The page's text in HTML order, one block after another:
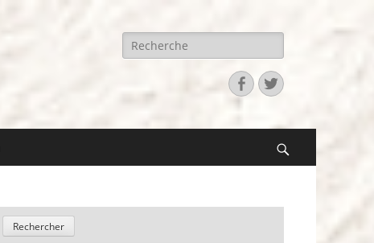
Recherche
pour:
Facebook
Twitter